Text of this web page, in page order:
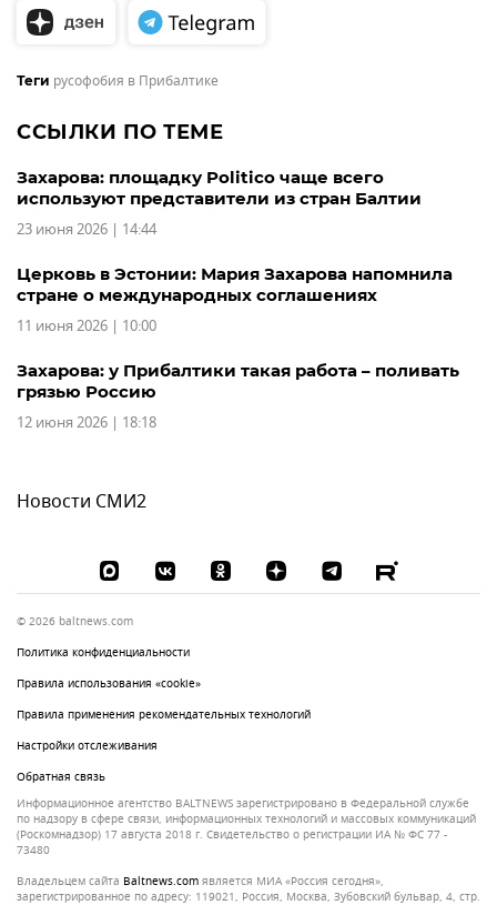
Теги русофобия в Прибалтике
ССЫЛКИ ПО ТЕМЕ
Захарова: площадку Politico чаще всего
используют представители из стран Балтии
23 июня 2026 | 14:44
Церковь в Эстонии: Мария Захарова напомнила
стране о международных соглашениях
11 июня 2026 | 10:00
Захарова: у Прибалтики такая работа – поливать
грязью Россию
12 июня 2026 | 18:18
Новости СМИ2
© 2026 baltnews.com
Политика конфиденциальности
Правила использования «cookie»
Правила применения рекомендательных технологий
Настройки отслеживания
Обратная связь
Информационное агентство BALTNEWS зарегистрировано в Федеральной службе
по надзору в сфере связи, информационных технологий и массовых коммуникаций
(Роскомнадзор) 17 августа 2018 г. Свидетельство о регистрации ИА № ФС 77 -
73480
Владельцем сайта
baltnews.com является МИА «Россия сегодня»,
зарегистрированное по адресу: 119021, Россия, Москва, Зубовский бульвар, 4, стр.